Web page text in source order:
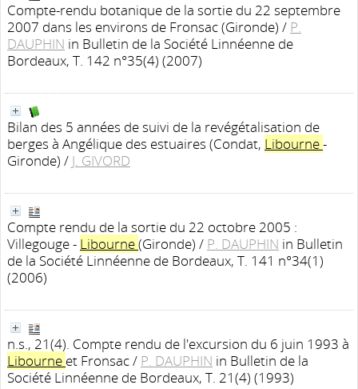
Compte-rendu botanique de la sortie du 22 septembre
2007 dans les environs de Fronsac (Gironde) / P.
DAUPHIN in Bulletin de la Société Linnéenne de
Bordeaux, T. 142 n°35(4) (2007)
Bilan des 5 années de suivi de la revégétalisation de
berges à Angélique des estuaires (Condat, Libourne-
Gironde) / J. GIVORD
Compte rendu de la sortie du 22 octobre 2005 :
Villegouge - Libourne(Gironde) / P. DAUPHIN in Bulletin
de la Société Linnéenne de Bordeaux, T. 141 n°34(1)
(2006)
n.s., 21(4). Compte rendu de l'excursion du 6 juin 1993 à
Libourne et Fronsac/ P. DAUPHIN in Bulletin de la
Société Linnéenne de Bordeaux, T. 21(4) (1993)